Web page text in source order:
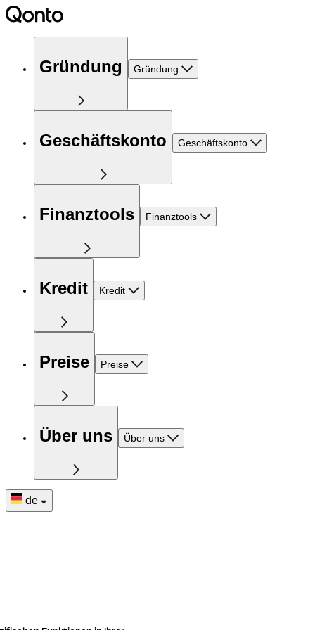
Gründung Gründung
Geschäftskonto Geschäftskonto
Finanztools Finanztools
Kredit Kredit
Preise Preise
Über uns Über uns
de